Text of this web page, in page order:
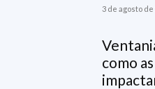
3 de agosto de
como